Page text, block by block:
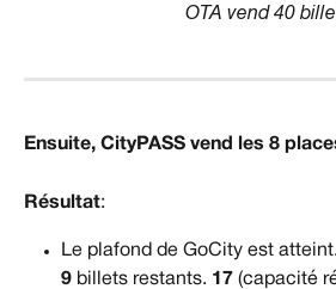
OTA vend 40
Ensuite, CityPASS vend les 8
Résultat:
Le plafond de GoCity est
9 billets restants. 17 (capacité